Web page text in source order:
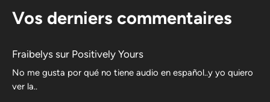
Vos derniers commentaires
Fraibelys sur Positively Yours
No me gusta por qué no tiene audio en español..y yo quiero
ver la..